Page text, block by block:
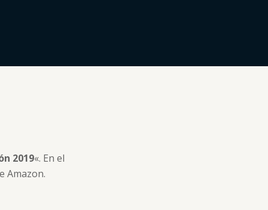
2019«. En el
Amazon.